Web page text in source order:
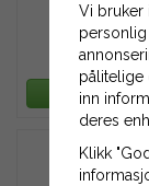
1 053
LEGG TIL
Vi bruker
pålitelige
inn
deres
Klikk